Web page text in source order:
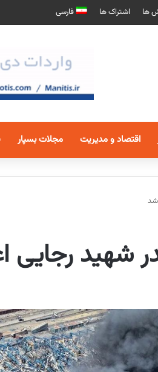
ها اشتراک ها فارسی
اقتصاد و مدیریت مجلات بسپار
شد
شهید رجایی